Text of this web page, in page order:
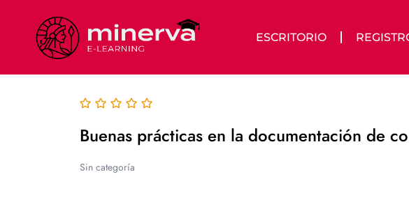
ESCRITORIO
Buenas prácticas en la documentación de
Sin categoría